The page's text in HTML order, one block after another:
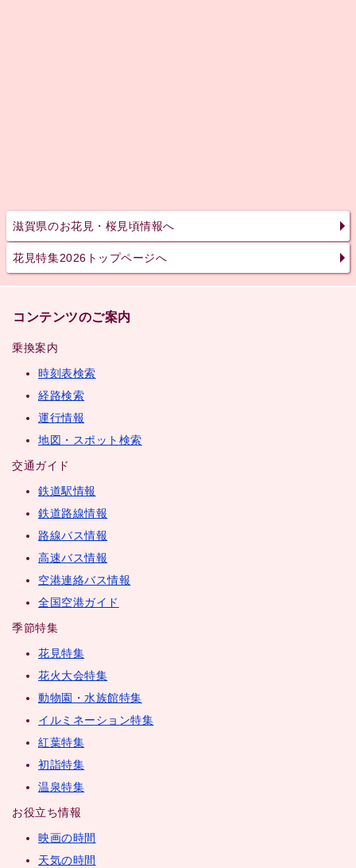
滋賀県のお花見・桜見頃情報へ
花見特集2026トップページへ
コンテンツのご案内
乗換案内
時刻表検索
経路検索
運行情報
地図・スポット検索
交通ガイド
鉄道駅情報
鉄道路線情報
路線バス情報
高速バス情報
空港連絡バス情報
全国空港ガイド
季節特集
花見特集
花火大会特集
動物園・水族館特集
イルミネーション特集
紅葉特集
初詣特集
温泉特集
お役立ち情報
映画の時間
天気の時間